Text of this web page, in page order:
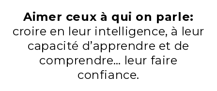
Aimer ceux à qui on parle:
croire en leur intelligence, à leur
capacité d’apprendre et de
comprendre… leur faire
confiance.